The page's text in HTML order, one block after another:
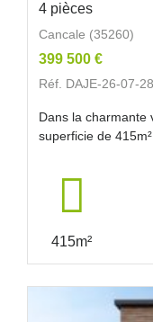
4 pièces
Cancale (35260)
399 500 €
Réf. DAJE-26-07-
Dans la charmante
superficie de
415m²